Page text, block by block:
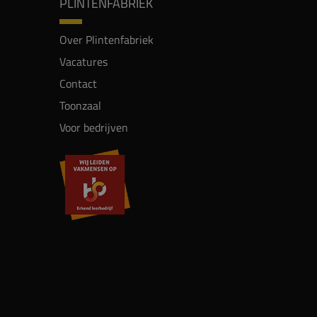
Over Plintenfabriek
Vacatures
Contact
Toonzaal
Voor bedrijven